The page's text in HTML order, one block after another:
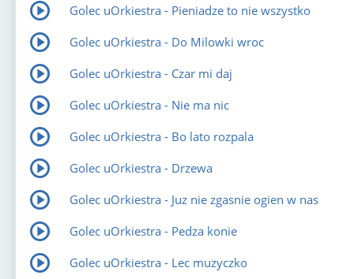
Golec uOrkiestra - Pieniadze to nie wszystko
Golec uOrkiestra - Do Milowki wroc
Golec uOrkiestra - Czar mi daj
Golec uOrkiestra - Nie ma nic
Golec uOrkiestra - Bo lato rozpala
Golec uOrkiestra - Drzewa
Golec uOrkiestra - Juz nie zgasnie ogien w nas
Golec uOrkiestra - Pedza konie
Golec uOrkiestra - Lec muzyczko